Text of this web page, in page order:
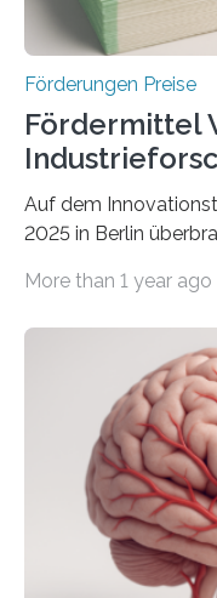
Förderungen Preise
Fördermittel
Auf dem
2025 in Berlin
Überplanmäßige
Woche vom
anderem zur
Innovationstag
Berlin überbrachte
Wirtschaft und
More than 1 year ago